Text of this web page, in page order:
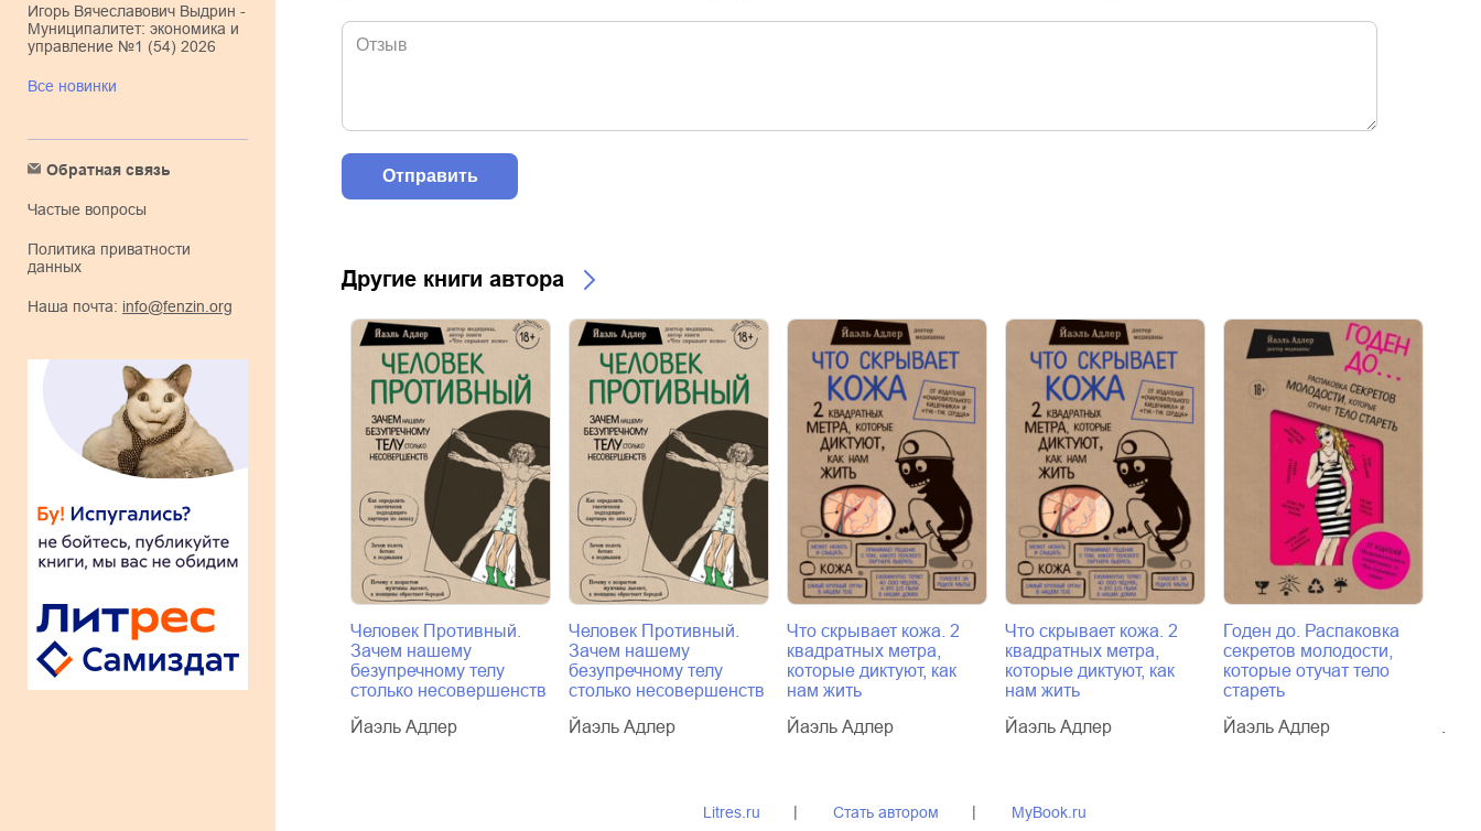
Игорь Вячеславович Выдрин -
Муниципалитет: экономика и
управление №1 (54) 2026
Все новинки
Обратная связь
Частые вопросы
Политика приватности
данных
Наша почта: info@fenzin.org
Другие книги автора
Человек Противный.
Зачем нашему
безупречному телу
столько несовершенств
Йаэль Адлер
Человек Противный.
Зачем нашему
безупречному телу
столько несовершенств
Йаэль Адлер
Что скрывает кожа. 2
квадратных метра,
которые диктуют, как
нам жить
Йаэль Адлер
Что скрывает кожа. 2
квадратных метра,
которые диктуют, как
нам жить
Йаэль Адлер
Годен до. Распаковка
секретов молодости,
которые отучат тело
стареть
Йаэль Адлер
Litres.ru Стать автором MyBook.ru